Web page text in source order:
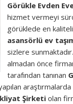
Görükle Evden
hizmet vermeyi
görüklede en kaliteli
asansörlü ev
sizlere
almadan önce
tarafından tanınan
Şirketiolan